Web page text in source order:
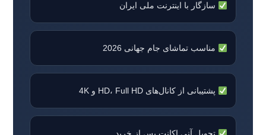
سازگار با اینترنت ملی ایران
مناسب تماشای جام جهانی 2026
پشتیبانی از کانال‌های HD، Full HD و 4K